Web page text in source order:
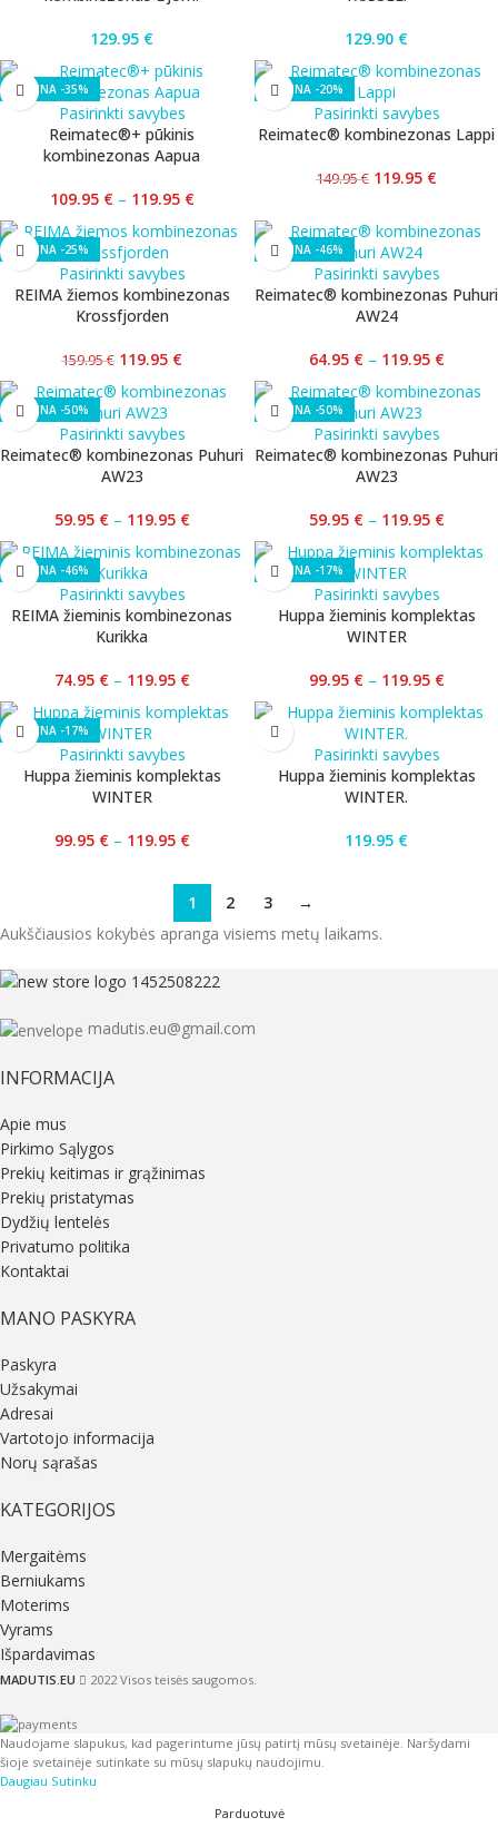
129.95 € 129.90 €
-35%
Pasirinkti savybes
Reimatec®+ pūkinis
kombinezonas Aapua
109.95 € – 119.95 €
-20%
Pasirinkti savybes
Reimatec® kombinezonas Lappi
149.95€ 119.95 €
-25%
Pasirinkti savybes
REIMA žiemos kombinezonas
Krossfjorden
159.95€ 119.95 €
-46%
Pasirinkti savybes
Reimatec® kombinezonas Puhuri
AW24
64.95 € – 119.95 €
-50%
Pasirinkti savybes
Reimatec® kombinezonas Puhuri
AW23
59.95 € – 119.95 €
-50%
Pasirinkti savybes
Reimatec® kombinezonas Puhuri
AW23
59.95 € – 119.95 €
-46%
Pasirinkti savybes
REIMA žieminis kombinezonas
Kurikka
74.95 € – 119.95 €
-17%
Pasirinkti savybes
Huppa žieminis komplektas
WINTER
99.95 € – 119.95 €
-17%
Pasirinkti savybes
Huppa žieminis komplektas
WINTER
99.95 € – 119.95 €
Pasirinkti savybes
Huppa žieminis komplektas
WINTER.
119.95 €
1 2 3
→
Aukščiausios kokybės apranga visiems metų laikams.
madutis.eu@gmail.com
INFORMACIJA
Apie mus
Pirkimo Sąlygos
Prekių keitimas ir grąžinimas
Prekių pristatymas
Dydžių lentelės
Privatumo politika
Kontaktai
MANO PASKYRA
Paskyra
Užsakymai
Adresai
Vartotojo informacija
Norų sąrašas
KATEGORIJOS
Mergaitėms
Berniukams
Moterims
Vyrams
Išpardavimas
MADUTIS.EU 2022 Visos teisės saugomos.
Naudojame slapukus, kad pagerintume jūsų patirtį mūsų svetainėje. Naršydami
šioje svetainėje sutinkate su mūsų slapukų naudojimu.
Daugiau Sutinku
Parduotuvė